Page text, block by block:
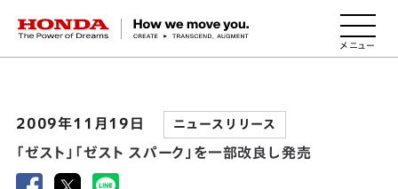
HONDA The Power of Dreams
2009年11月19日 ニュースリリース
「ゼスト」「ゼスト スパーク」を一部改良し発売